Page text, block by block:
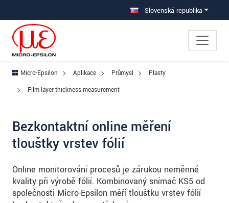
Prejdite priamo na hlavnú navigáciu Slovenská republika
Micro-Epsilon Aplikace Průmysl
Plasty
Film layer thickness measurement
Bezkontaktní online měření
tloušťky vrstev fólií
Online monitorování procesů je zárukou neměnné
kvality při výrobě fólií. Kombinovaný snímač KS5 od
společnosti Micro-Epsilon měří tloušťku vrstev fólií